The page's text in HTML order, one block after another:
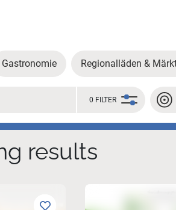
Gastronomie Regionalläden &
0 FILTER
results